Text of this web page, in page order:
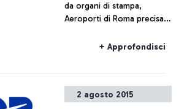
da organi di stampa,
Aeroporti di Roma precisa
di alcun piano immobiliare
all’interno del sedime
+ Approfondisci
2 agosto 2015